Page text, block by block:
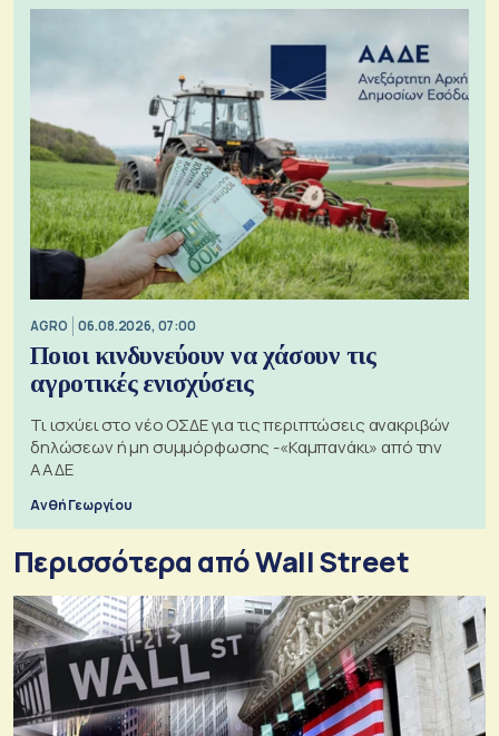
AGRO 06.08.2026, 07:00
Ποιοι κινδυνεύουν να χάσουν τις
αγροτικές ενισχύσεις
Τι ισχύει στο νέο ΟΣΔΕ για τις περιπτώσεις ανακριβών
δηλώσεων ή μη συμμόρφωσης -«Καμπανάκι» από την
ΑΑΔΕ
Ανθή Γεωργίου
Περισσότερα από Wall Street